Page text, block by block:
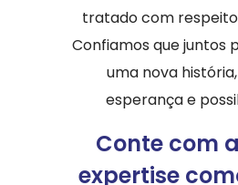
tratado com respeito
Confiamos que juntos
uma nova
esperança e
Conte com
expertise